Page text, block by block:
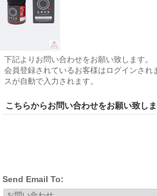
下記よりお問い合わせをお願い致します。
会員登録されているお客様はログインされ
スが自動で入力されます。
こちらからお問い合わせをお願い致しま
Send Email To: